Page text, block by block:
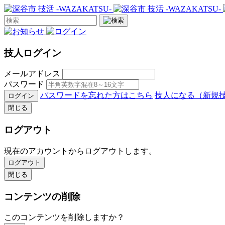
技人ログイン
メールアドレス
パスワード
ログイン パスワードを忘れた方はこちら 技人になる（新規
閉じる
ログアウト
現在のアカウントからログアウトします。
ログアウト
閉じる
コンテンツの削除
このコンテンツを削除しますか？